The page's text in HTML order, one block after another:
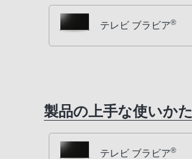
テレビ ブラビア®
製品の上手な使いかた
テレビ ブラビア®